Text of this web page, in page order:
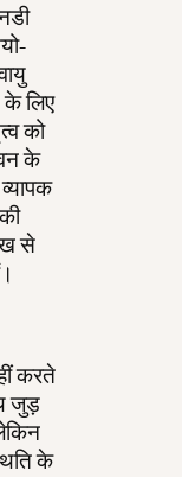
के लिए
को
के
से
करते
जुड़
के